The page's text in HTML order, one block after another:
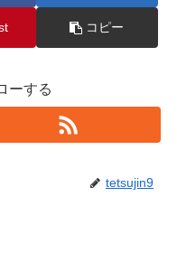
コピー
ーする
tetsujin9